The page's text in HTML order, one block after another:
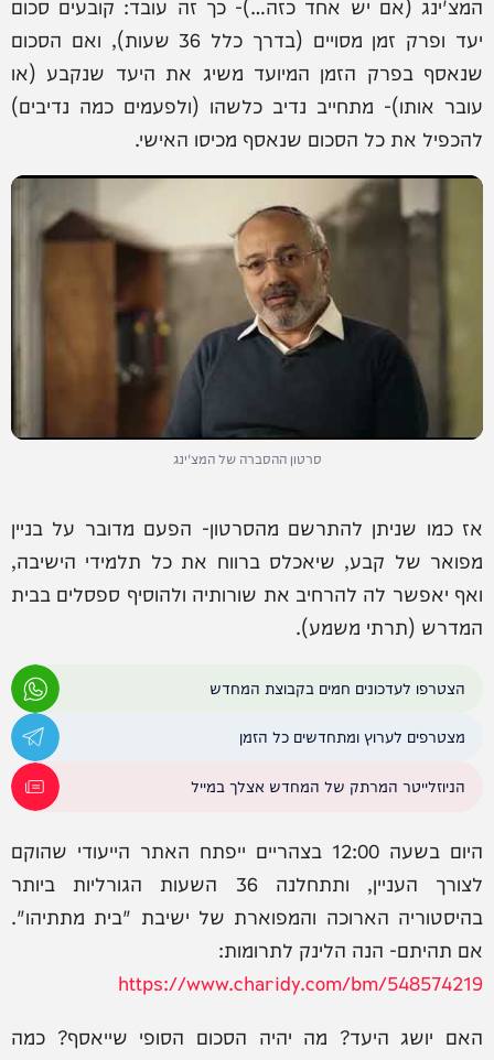
יעד ופרק זמן מסויים (בדרך כלל 36 שעות), ואם הסכום
שנאסף בפרק הזמן המיועד משיג את היעד שנקבע (או
עובר אותו)- מתחייב נדיב כלשהו (ולפעמים כמה נדיבים)
להכפיל את כל הסכום שנאסף מכיסו האישי.
סרטון ההסברה של המצ'ינג
אז כמו שניתן להתרשם מהסרטון- הפעם מדובר על בניין
מפואר של קבע, שיאכלס ברווח את כל תלמידי הישיבה,
ואף יאפשר לה להרחיב את שורותיה ולהוסיף ספסלים בבית
המדרש (תרתי משמע).
הצטרפו לעדכונים חמים בקבוצת המחדש
מצטרפים לערוץ ומתחדשים כל הזמן
הניוזלייטר המרתק של המחדש אצלך במייל
היום בשעה 12:00 בצהריים ייפתח האתר הייעודי שהוקם
לצורך העניין, ותתחלנה 36 השעות הגורליות ביותר
בהיסטוריה הארוכה והמפוארת של ישיבת "בית מתתיהו".
אם תהיתם- הנה הלינק לתרומות:
https://www.charidy.com/bm/548574219
האם יושג היעד? מה יהיה הסכום הסופי שייאסף? כמה